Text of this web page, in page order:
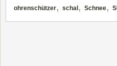
ohrenschützer, schal , Schnee,